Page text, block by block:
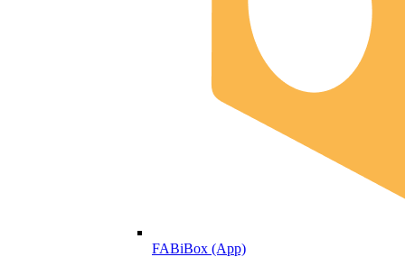
FABiBox (App)